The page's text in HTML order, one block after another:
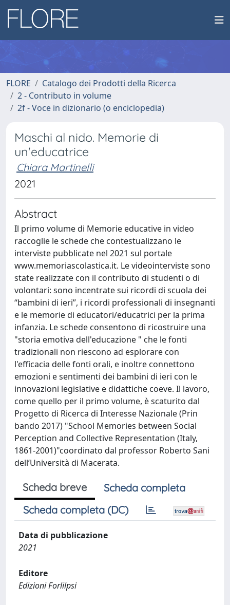
FLORE
Catalogo dei Prodotti della Ricerca
2 - Contributo in volume
2f - Voce in dizionario (o enciclopedia)
Maschi al nido. Memorie di
un'educatrice
Chiara Martinelli
2021
Abstract
Il primo volume di Memorie educative in video
raccoglie le schede che contestualizzano le
interviste pubblicate nel 2021 sul portale
www.memoriascolastica.it. Le videointerviste sono
state realizzate con il contributo di studenti o di
volontari: sono incentrate sui ricordi di scuola dei
“bambini di ieri”, i ricordi professionali di insegnanti
e le memorie di educatori/educatrici per la prima
infanzia. Le schede consentono di ricostruire una
"storia emotiva dell'educazione " che le fonti
tradizionali non riescono ad esplorare con
l'efficacia delle fonti orali, e inoltre connettono
emozioni e sentimenti dei bambini di ieri con le
innovazioni legislative e didattiche coeve. Il lavoro,
come quello per il primo volume, è scaturito dal
Progetto di Ricerca di Interesse Nazionale (Prin
bando 2017) "School Memories between Social
Perception and Collective Representation (Italy,
1861-2001)"coordinato dal professor Roberto Sani
dell’Università di Macerata.
Scheda breve
Scheda completa
Scheda completa (DC)
Data di pubblicazione
2021
Editore
Edizioni Forlilpsi